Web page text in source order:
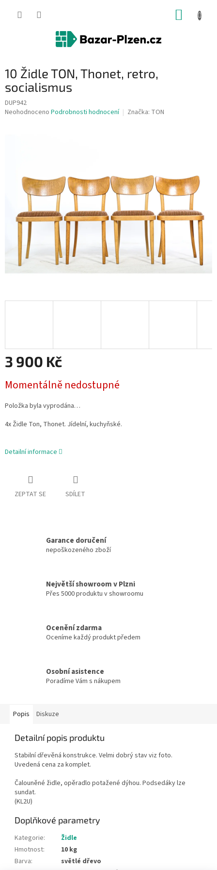
10 Židle TON, Thonet, retro,
socialismus
DUP942
Průměrné
hvězdiček.
Neohodnoceno Podrobnosti hodnocení Značka: TON
3 900 Kč
cena:
Momentálně nedostupné
Položka byla vyprodána…
4x Židle Ton, Thonet. Jídelní, kuchyňské.
Detailní informace
ZEPTAT SE SDÍLET
Garance doručení
nepoškozeného zboží
Největší showroom v Plzni
Přes 5000 produktu v showroomu
Ocenění zdarma
Oceníme každý produkt předem
Osobní asistence
Poradíme Vám s nákupem
Popis Diskuze
Detailní popis produktu
Stabilní dřevěná konstrukce. Velmi dobrý stav viz foto.
Uvedená cena za komplet.
Čalouněné židle, opěradlo potažené dýhou. Podsedáky lze
sundat.
(KL2U)
Doplňkové parametry
Kategorie:
Židle
Hmotnost:
10 kg
Barva:
světlé dřevo